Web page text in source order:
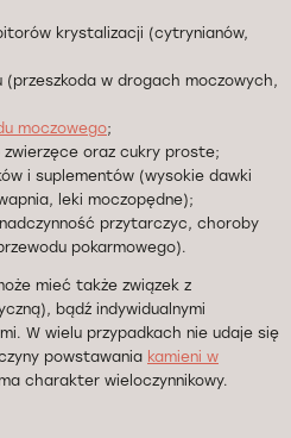
krystalizacji (cytrynianów,
(przeszkoda w drogach moczowych,
moczowego;
oraz cukry proste;
i suplementów (wysokie dawki
leki moczopędne);
przytarczyc, choroby
pokarmowego).
mieć także związek z
bądź indywidualnymi
W wielu przypadkach nie udaje się
powstawania kamieni w
charakter wieloczynnikowy.